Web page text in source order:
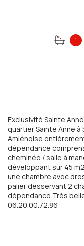
1
Exclusivité Sainte
quartier Sainte Anne
Amiénoise
dépendance
cheminée / salle à
développant sur 45
une chambre avec
palier desservant 2
dépendance Très
06.20.00.72.86